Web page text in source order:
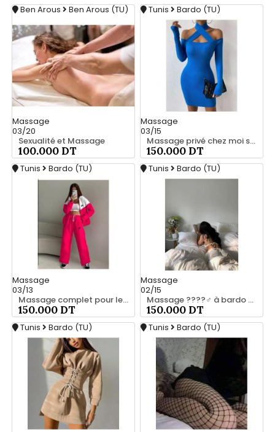
Ben Arous Ben Arous (TU)
Massage
03/20
Sexualité et Massage
100.000 DT
Tunis Bardo (TU)
Massage
03/15
Massage privé chez moi srd 55066248
150.000 DT
Tunis Bardo (TU)
Massage
03/13
Massage complet pour les hommes srd 20466285
150.000 DT
Tunis Bardo (TU)
Massage
02/15
Massage ????‍♂️ à bardo srd 20466285
150.000 DT
Tunis Bardo (TU) Tunis Bardo (TU)